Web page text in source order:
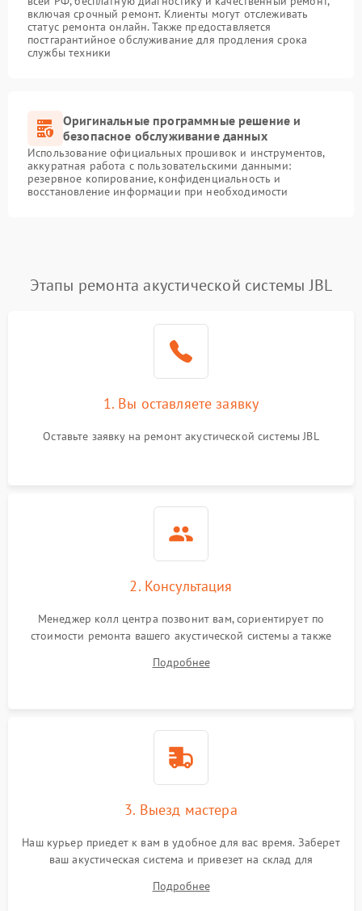
включая срочный ремонт. Клиенты могут отслеживать
статус ремонта онлайн. Также предоставляется
постгарантийное обслуживание для продления срока
службы техники
Оригинальные программные решение и
безопасное обслуживание данных
Использование официальных прошивок и инструментов,
аккуратная работа с пользовательскими данными:
резервное копирование, конфиденциальность и
восстановление информации при необходимости
Этапы ремонта акустической системы JBL
1. Вы оставляете заявку
Оставьте заявку на ремонт акустической системы JBL
2. Консультация
Менеджер колл центра позвонит вам, сориентирует по
стоимости ремонта вашего акустической системы а также
Подробнее
3. Выезд мастера
Наш курьер приедет к вам в удобное для вас время. Заберет
ваш акустическая система и привезет на склад для
Подробнее